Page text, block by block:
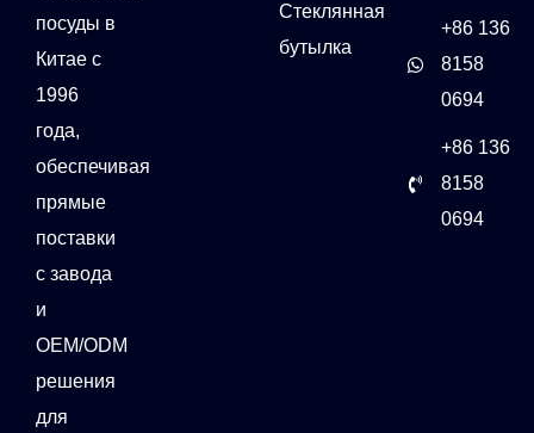
посуды в
Китае с
1996
года,
обеспечивая
прямые
поставки
с завода
и
OEM/ODM
решения
для
Стеклянная
бутылка
+86 136
8158
0694
+86 136
8158
0694